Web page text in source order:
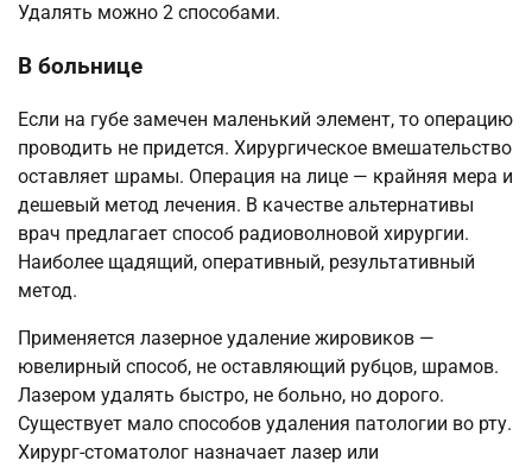
Удалять можно 2 способами.
В больнице
Если на губе замечен маленький элемент, то операцию
проводить не придется. Хирургическое вмешательство
оставляет шрамы. Операция на лице — крайняя мера и
дешевый метод лечения. В качестве альтернативы
врач предлагает способ радиоволновой хирургии.
Наиболее щадящий, оперативный, результативный
метод.
Применяется лазерное удаление жировиков —
ювелирный способ, не оставляющий рубцов, шрамов.
Лазером удалять быстро, не больно, но дорого.
Существует мало способов удаления патологии во рту.
Хирург-стоматолог назначает лазер или